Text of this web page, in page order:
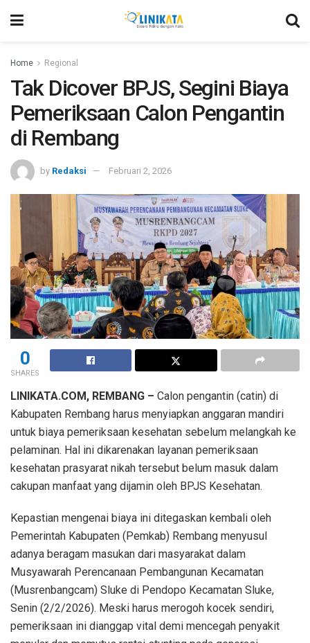
Home Regional
Tak Dicover BPJS, Segini Biaya
Pemeriksaan Calon Pengantin
di Rembang
by Redaksi Februari 2, 2026
0
SHARES
LINIKATA.COM, REMBANG – Calon pengantin (catin) di
Kabupaten Rembang harus menyiapkan anggaran mandiri
untuk biaya pemeriksaan kesehatan sebelum melangkah ke
pelaminan. Hal ini dikarenakan layanan pemeriksaan
kesehatan prasyarat nikah tersebut belum masuk dalam
cakupan manfaat yang dijamin oleh BPJS Kesehatan.
Kepastian mengenai biaya ini ditegaskan kembali oleh
Pemerintah Kabupaten (Pemkab) Rembang menyusul
adanya beragam masukan dari masyarakat dalam
Musyawarah Perencanaan Pembangunan Kecamatan
(Musrenbangcam) Sluke di Pendopo Kecamatan Sluke,
Senin (2/2/2026). Meski harus merogoh kocek sendiri,
pemeriksaan ini dianggap vital demi mencegah penyakit